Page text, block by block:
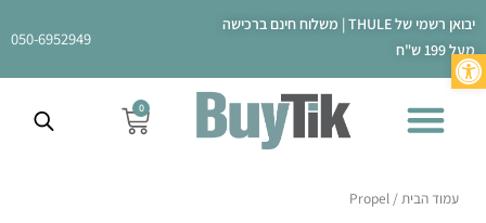
פתח סרגל נגישות
יבואן רשמי של THULE | משלוח חינם ברכישה
מעל 199 ש"ח
050-6952949
0
עגלת
קניות
עמוד הבית / Propel